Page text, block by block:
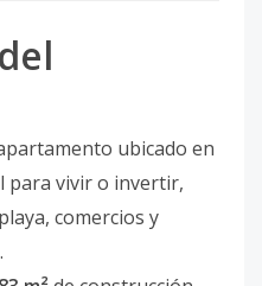
ubicado en
para vivir o invertir,
comercios y